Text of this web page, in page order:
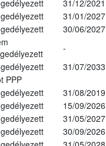
31/12/2021
31/01/2027
30/06/2027
-
31/07/2033
PPP
31/08/2019
15/09/2026
31/05/2027
30/09/2026